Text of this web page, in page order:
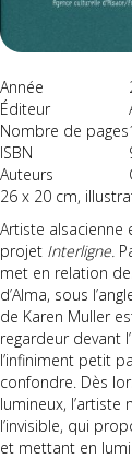
Année
Éditeur
Nombre de pages
ISBN
Auteurs
26 x 20 cm,
Artiste alsacienne
projet Interligne.
met en relation
d’Alma, sous
de Karen Muller
regardeur devant
l’infiniment petit
confondre. Dès
lumineux,
l’invisible, qui
et mettant en